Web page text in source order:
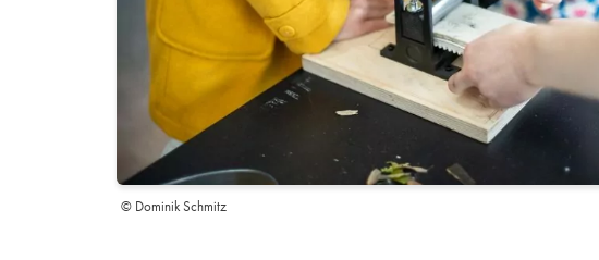
© Dominik Schmitz